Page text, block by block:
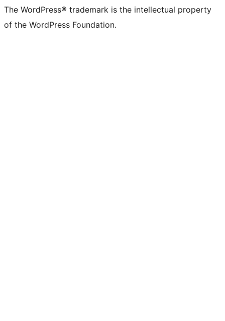
The WordPress® trademark is the intellectual property
of the WordPress Foundation.